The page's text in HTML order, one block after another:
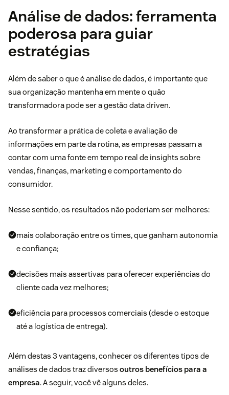
Análise de dados: ferramenta
poderosa para guiar
estratégias
Além de saber o que é análise de dados, é importante que
sua organização mantenha em mente o quão
transformadora pode ser a gestão data driven.
Ao transformar a prática de coleta e avaliação de
informações em parte da rotina, as empresas passam a
contar com uma fonte em tempo real de insights sobre
vendas, finanças, marketing ecomportamento do
consumidor.
Nesse sentido, os resultados não poderiam ser melhores:
mais colaboração entre os times, que ganham autonomia
e confiança;
decisões mais assertivas para oferecerexperiências do
clientecada vez melhores;
eficiência para processos comerciais (desde o estoque
até a logística de entrega).
Além destas 3 vantagens, conhecer os diferentes tipos de
análises de dados traz diversos outros benefícios para a
empresa. A seguir, você vê alguns deles.